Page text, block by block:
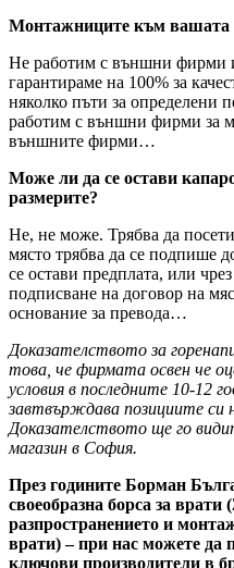
Монтажниците към вашата
Не работим с външни фирми
гарантираме на 100% за
няколко пъти за определени
работим с външни фирми за
външните фирми…
Може ли да се остави
размерите?
Не, не може. Трябва да
място трябва да се подпише
се остави предплата, или
подписване на договор на
основание за превода…
Доказателството за
това, че фирмата освен че
условия в последните 10-12
завтвърждава позициите си
Доказателството ще го
магазин в София.
През годините Борман
своеобразна борса за
разпространението и
врати) – при нас можете да
ключови производители в